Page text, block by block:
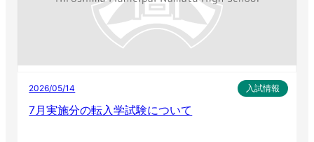
2026/05/14 入試情報
7月実施分の転入学試験について